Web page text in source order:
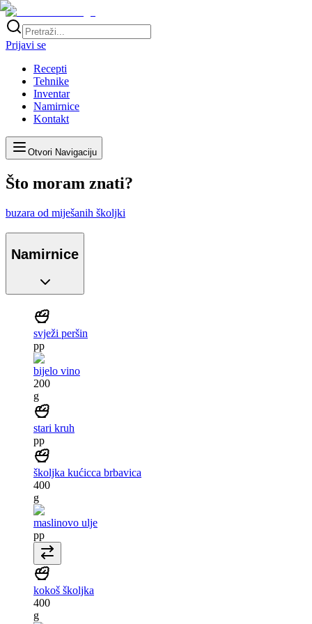
Prijavi se
Recepti
Tehnike
Inventar
Namirnice
Kontakt
Otvori Navigaciju
Što moram znati?
buzara od miješanih školjki
Namirnice
svježi peršin
pp
bijelo vino
200
g
stari kruh
pp
školjka kućicca brbavica
400
g
maslinovo ulje
pp
kokoš školjka
400
g